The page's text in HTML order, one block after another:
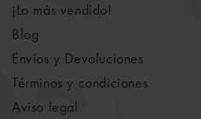
¡Lo más vendido!
Blog
Envíos y Devoluciones
Términos y condiciones
Aviso legal